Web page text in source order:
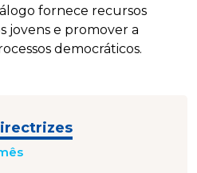
fornece recursos
jovens e promover a
democráticos.